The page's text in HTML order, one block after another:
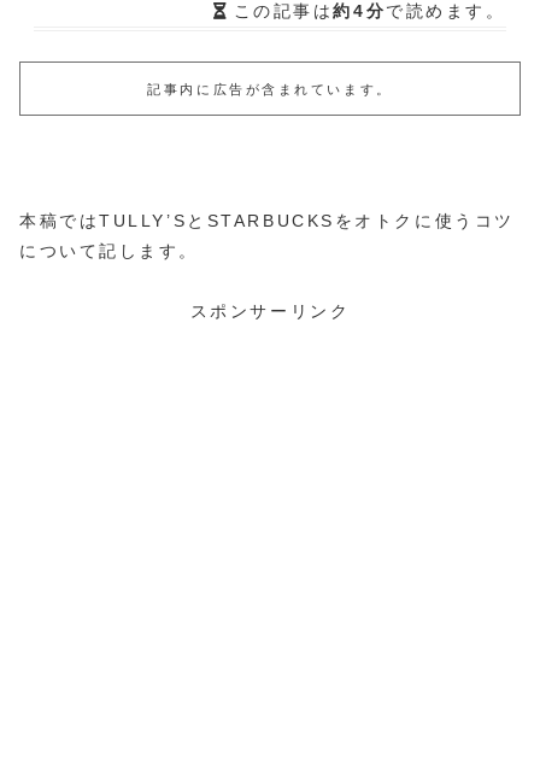
この記事は約4分で読めます。
記事内に広告が含まれています。
本稿ではTULLY’SとSTARBUCKSをオトクに使うコツ
について記します。
スポンサーリンク